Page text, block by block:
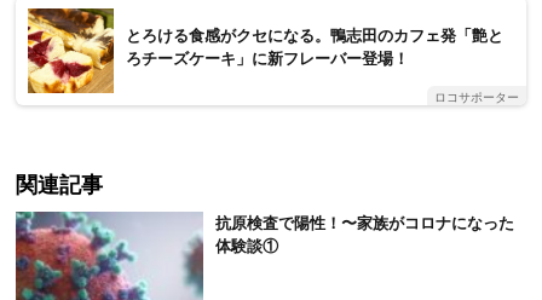
とろける食感がクセになる。鴨志田のカフェ発「艶と
ろチーズケーキ」に新フレーバー登場！
ロコサポーター
関連記事
抗原検査で陽性！〜家族がコロナになった
体験談①